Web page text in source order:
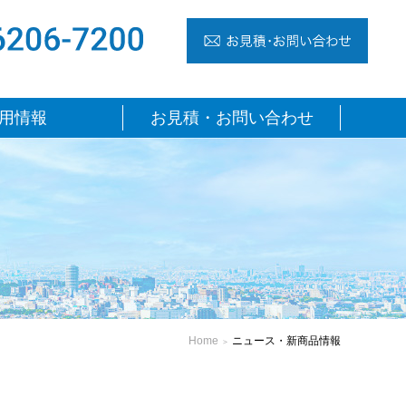
TEL 06-6206-7200
情報 お見積・お問い合わせ
Home ＞ ニュース・新商品情報